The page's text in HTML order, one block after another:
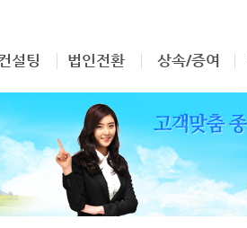
설팅 법인전환
부동산
무형자산
상속/증여
상속/증여